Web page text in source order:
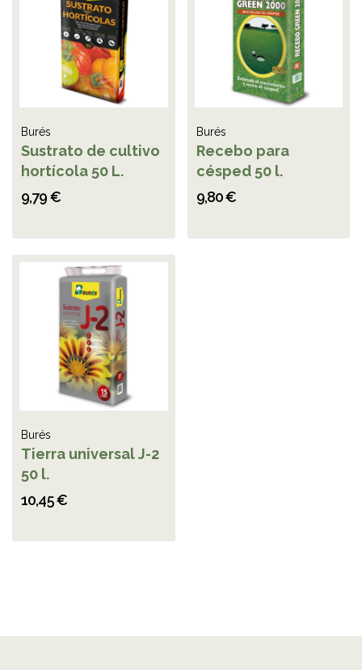
Burés
Sustrato de cultivo
hortícola 50 L.
9,79 €
Burés
Recebo para
césped 50 l.
9,80 €
Burés
Tierra universal J-2
50 l.
10,45 €